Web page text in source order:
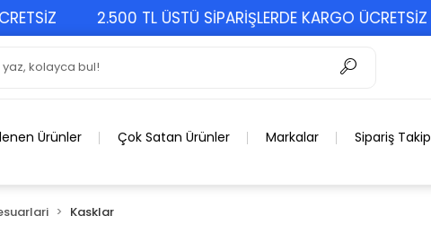
2.500 TL ÜSTÜ SİPARİŞLERDE KARGO ÜCRETSİZ
Ürünler Çok Satan Ürünler Markalar Sipariş Takip
Kasklar